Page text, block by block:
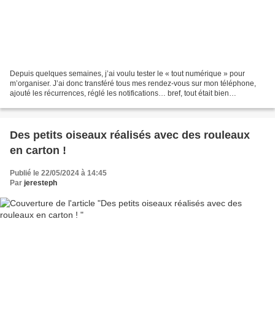
Depuis quelques semaines, j’ai voulu tester le « tout numérique » pour
m’organiser. J’ai donc transféré tous mes rendez-vous sur mon téléphone,
ajouté les récurrences, réglé les notifications… bref, tout était bien
Des petits oiseaux réalisés avec des rouleaux
en carton !
Publié le 22/05/2024 à 14:45
Par jeresteph